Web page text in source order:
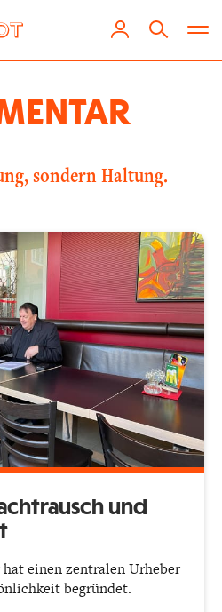
sondern Haltung.
und
einen zentralen Urheber
begründet.